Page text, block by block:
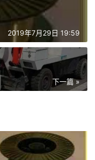
2019年7月29日 19:59
下一篇 »